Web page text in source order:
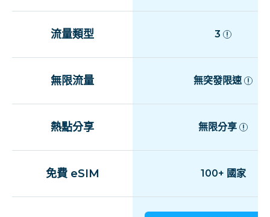
流量類型 3
無限流量 無突發限速
熱點分享 無限分享
免費 eSIM 100+ 國家